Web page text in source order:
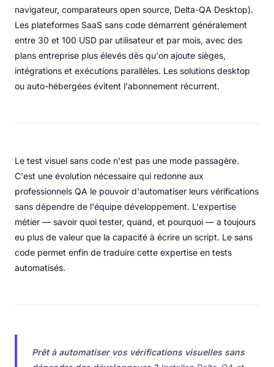
navigateur, comparateurs open source, Delta-QA Desktop).
Les plateformes SaaS sans code démarrent généralement
entre 30 et 100 USD par utilisateur et par mois, avec des
plans entreprise plus élevés dès qu'on ajoute sièges,
intégrations et exécutions parallèles. Les solutions desktop
ou auto-hébergées évitent l'abonnement récurrent.
Le test visuel sans code n'est pas une mode passagère.
C'est une évolution nécessaire qui redonne aux
professionnels QA le pouvoir d'automatiser leurs vérifications
sans dépendre de l'équipe développement. L'expertise
métier — savoir quoi tester, quand, et pourquoi — a toujours
eu plus de valeur que la capacité à écrire un script. Le sans
code permet enfin de traduire cette expertise en tests
automatisés.
Prêt à automatiser vos vérifications visuelles sans